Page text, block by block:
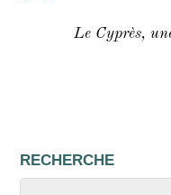
Le Cyprès,
RECHERCHE